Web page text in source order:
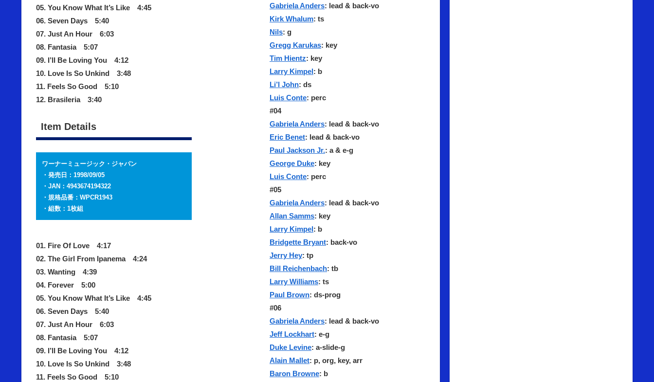
05. You Know What It’s Like 4:45
06. Seven Days 5:40
07. Just An Hour 6:03
08. Fantasia 5:07
09. I’ll Be Loving You 4:12
10. Love Is So Unkind 3:48
11. Feels So Good 5:10
12. Brasileria 3:40
Item Details
ワーナーミュージック・ジャパン
・発売日：1998/09/05
・JAN：4943674194322
・規格品番：WPCR1943
・組数：1枚組
01. Fire Of Love 4:17
02. The Girl From Ipanema 4:24
03. Wanting 4:39
04. Forever 5:00
05. You Know What It’s Like 4:45
06. Seven Days 5:40
07. Just An Hour 6:03
08. Fantasia 5:07
09. I’ll Be Loving You 4:12
10. Love Is So Unkind 3:48
11. Feels So Good 5:10
Gabriela Anders: lead & back-vo
Kirk Whalum: ts
Nils: g
Gregg Karukas: key
Tim Hientz: key
Larry Kimpel: b
Li’l John: ds
Luis Conte: perc
#04
Gabriela Anders: lead & back-vo
Eric Benet: lead & back-vo
Paul Jackson Jr.: a & e-g
George Duke: key
Luis Conte: perc
#05
Gabriela Anders: lead & back-vo
Allan Samms: key
Larry Kimpel: b
Bridgette Bryant: back-vo
Jerry Hey: tp
Bill Reichenbach: tb
Larry Williams: ts
Paul Brown: ds-prog
#06
Gabriela Anders: lead & back-vo
Jeff Lockhart: e-g
Duke Levine: a-slide-g
Alain Mallet: p, org, key, arr
Baron Browne: b